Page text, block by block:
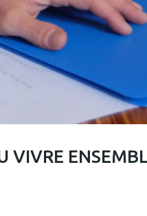
VIVRE